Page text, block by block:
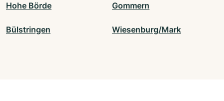
Hohe Börde Gommern
Bülstringen Wiesenburg/Mark